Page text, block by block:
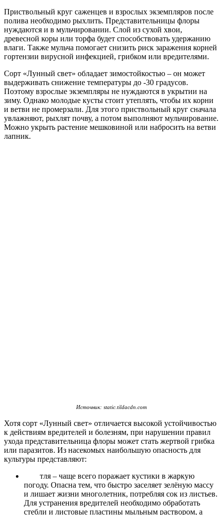
Приствольный круг саженцев и взрослых экземпляров после
полива необходимо рыхлить. Представительницы флоры
нуждаются и в мульчировании. Слой из сухой хвои,
древесной коры или торфа будет способствовать удержанию
влаги. Также мульча помогает снизить риск заражения корней
гортензии вирусной инфекцией, грибком или вредителями.
Сорт «Лунный свет» обладает зимостойкостью – он может
выдерживать снижение температуры до -30 градусов.
Поэтому взрослые экземпляры не нуждаются в укрытии на
зиму. Однако молодые кусты стоит утеплять, чтобы их корни
и ветви не промерзали. Для этого приствольный круг сначала
увлажняют, рыхлят почву, а потом выполняют мульчирование.
Можно укрыть растение мешковиной или набросить на ветви
лапник.
Источник: static.tildacdn.com
Хотя сорт «Лунный свет» отличается высокой устойчивостью
к действиям вредителей и болезням, при нарушении правил
ухода представительница флоры может стать жертвой грибка
или паразитов. Из насекомых наибольшую опасность для
культуры представляют:
тля – чаще всего поражает кустики в жаркую
погоду. Опасна тем, что быстро заселяет зелёную массу
и лишает жизни многолетник, потребляя сок из листьев.
Для устранения вредителей необходимо обработать
стебли и листовые пластины мыльным раствором, а